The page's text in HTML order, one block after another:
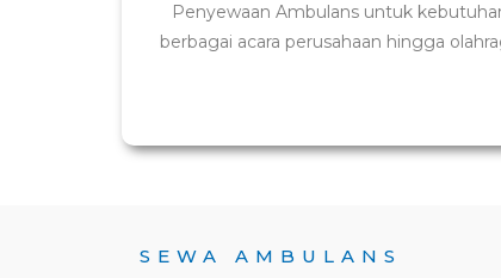
Penyewaan Ambulans untuk
berbagai acara perusahaan hingga
SEWA AMBULANS